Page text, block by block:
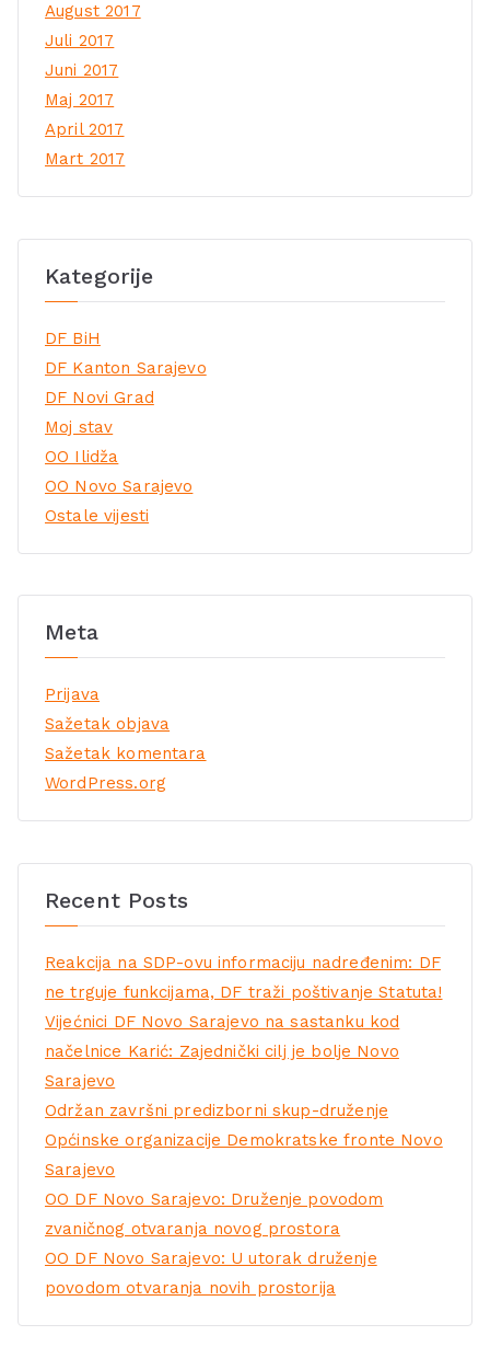
August 2017
Juli 2017
Juni 2017
Maj 2017
April 2017
Mart 2017
Kategorije
DF BiH
DF Kanton Sarajevo
DF Novi Grad
Moj stav
OO Ilidža
OO Novo Sarajevo
Ostale vijesti
Meta
Prijava
Sažetak objava
Sažetak komentara
WordPress.org
Recent Posts
Reakcija na SDP-ovu informaciju nadređenim: DF
ne trguje funkcijama, DF traži poštivanje Statuta!
Vijećnici DF Novo Sarajevo na sastanku kod
načelnice Karić: Zajednički cilj je bolje Novo
Sarajevo
Održan završni predizborni skup-druženje
Općinske organizacije Demokratske fronte Novo
Sarajevo
OO DF Novo Sarajevo: Druženje povodom
zvaničnog otvaranja novog prostora
OO DF Novo Sarajevo: U utorak druženje
povodom otvaranja novih prostorija